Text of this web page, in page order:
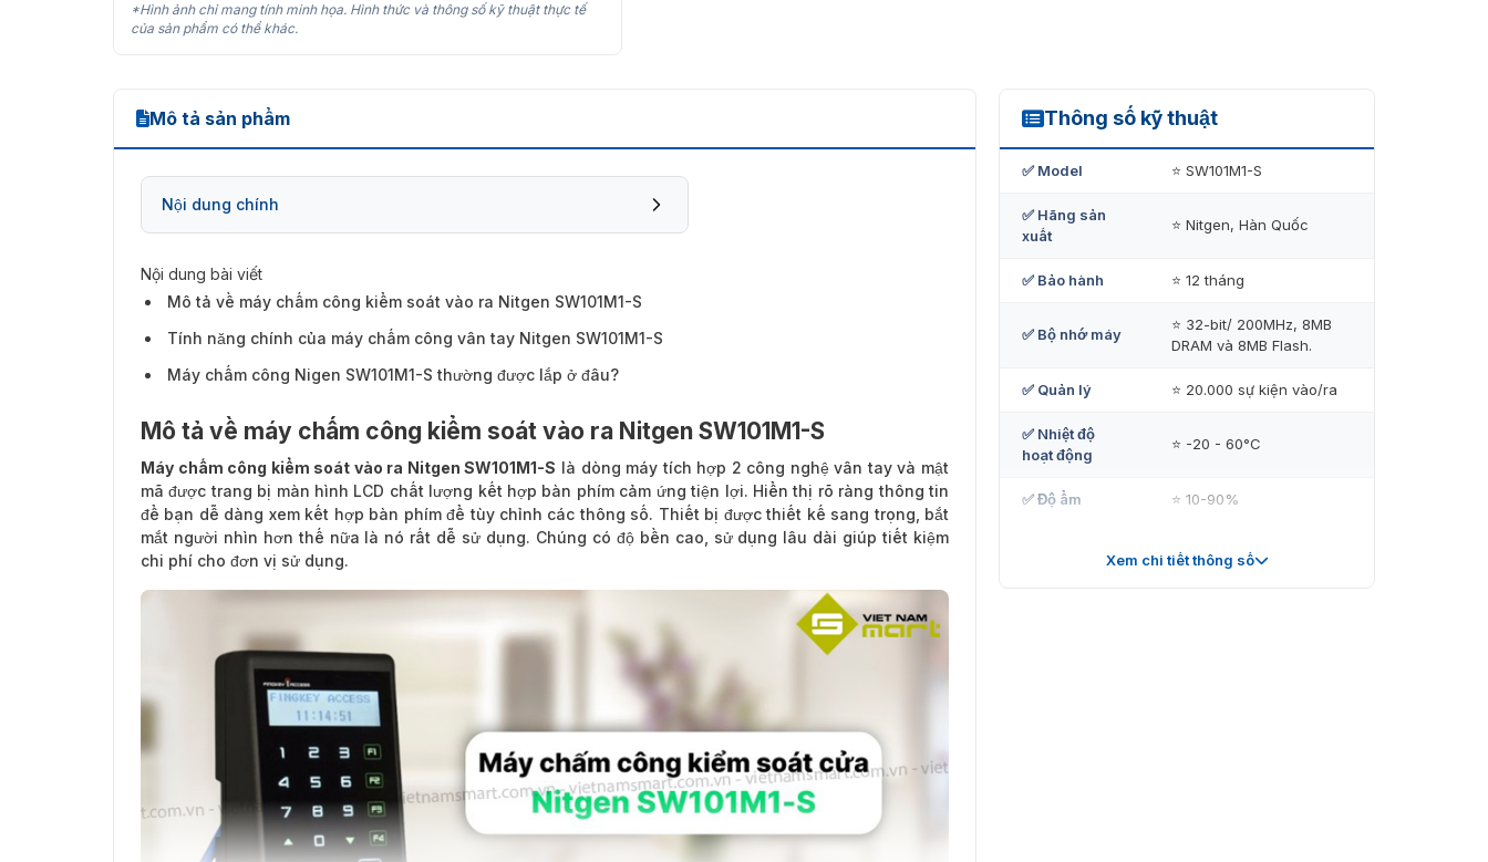
*Hình ảnh chỉ mang tính minh họa. Hình thức và thông số kỹ thuật thực tế
của sản phẩm có thể khác.
Mô tả sản phẩm
Nội dung chính
Nội dung bài viết
Mô tả về máy chấm công kiểm soát vào ra Nitgen SW101M1-S
Tính năng chính của máy chấm công vân tay Nitgen SW101M1-S
Máy chấm công Nigen SW101M1-S thường được lắp ở đâu?
Mô tả về máy chấm công kiểm soát vào ra Nitgen SW101M1-S
Máy chấm công kiểm soát vào ra Nitgen SW101M1-S là dòng máy tích hợp 2 công nghệ vân tay và mật
mã được trang bị màn hình LCD chất lượng kết hợp bàn phím cảm ứng tiện lợi. Hiển thị rõ ràng thông tin
để bạn dễ dàng xem kết hợp bàn phím để tùy chỉnh các thông số. Thiết bị được thiết kế sang trọng, bắt
mắt người nhìn hơn thế nữa là nó rất dễ sử dụng. Chúng có độ bền cao, sử dụng lâu dài giúp tiết kiệm
chi phí cho đơn vị sử dụng.
Thông số kỹ thuật
SW101M1-S
✅ Model ⭐ SW101M1-S
✅ Hãng sản
xuất
⭐ Nitgen, Hàn Quốc
✅ Bảo hành ⭐ 12 tháng
✅ Bộ nhớ máy
⭐ 32-bit/ 200MHz, 8MB
DRAM và 8MB Flash.
✅ Quản lý ⭐ 20.000 sự kiện vào/ra
✅ Nhiệt độ
hoạt động
⭐ -20 - 60°C
✅ Độ ẩm ⭐ 10-90%
✅ Kích thước
Dày 50 mm.
Xem chi tiết thông số